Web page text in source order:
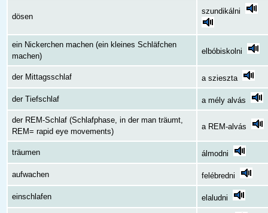
dösen
szundikálni
ein Nickerchen machen (ein kleines Schläfchen
machen)
elbóbiskolni
der Mittagsschlaf a szieszta
der Tiefschlaf a mély alvás
der REM-Schlaf (Schlafphase, in der man träumt,
REM= rapid eye movements)
a REM-alvás
träumen álmodni
aufwachen felébredni
einschlafen elaludni